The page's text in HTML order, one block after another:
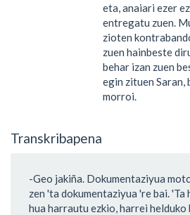
eta, anaiari ezer
entregatu zuen.
zioten
zuen hainbeste
behar izan zuen
egin zituen
morroi.
Transkribapena
-Geo jakiña. Dokumentaziyua
zen 'ta dokumentaziyua 're bai. 'Ta
hua harrautu ezkio, harrei helduko